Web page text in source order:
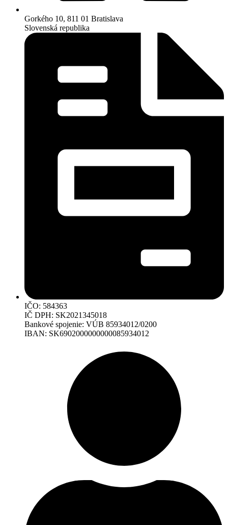
Gorkého 10, 811 01 Bratislava
Slovenská republika
IČO: 584363
IČ DPH: SK2021345018
Bankové spojenie: VÚB 85934012/0200
IBAN: SK6902000000000085934012